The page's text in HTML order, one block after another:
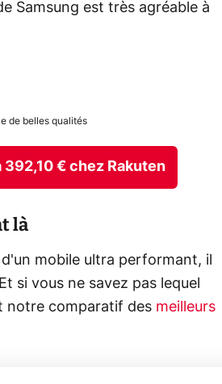
Samsung est très agréable à
de belles qualités
392,10 € chez Rakuten
là
mobile ultra performant, il
si vous ne savez pas lequel
notre comparatif des meilleurs